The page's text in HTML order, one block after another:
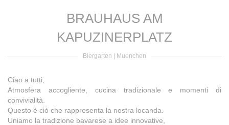
BRAUHAUS AM
KAPUZINERPLATZ
Biergarten Muenchen
Ciao a tutti,
Atmosfera accogliente, cucina tradizionale e momenti di
convivialità.
Questo è ciò che rappresenta la nostra locanda.
Uniamo la tradizione bavarese a idee innovative,